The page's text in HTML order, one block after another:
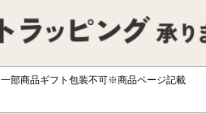
一部商品ギフト包装不可※商品ページ記載